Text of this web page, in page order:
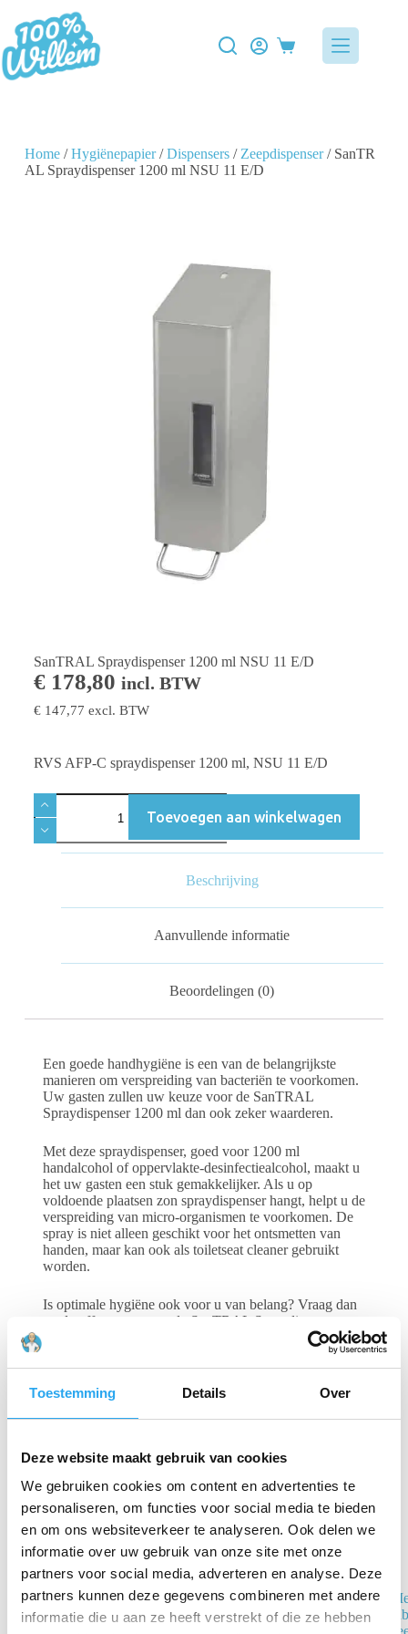
Toestemming Details Over
Deze website maakt gebruik van cookies
We gebruiken cookies om content en advertenties te
personaliseren, om functies voor social media te bieden
en om ons websiteverkeer te analyseren. Ook delen we
informatie over uw gebruik van onze site met onze
partners voor social media, adverteren en analyse. Deze
partners kunnen deze gegevens combineren met andere
informatie die u aan ze heeft verstrekt of die ze hebben
Home/Hygiënepapier/Dispensers/ Zeepdispenser/ SanTR
AL Spraydispenser 1200 ml NSU 11 E/D
SanTRAL Spraydispenser 1200 ml NSU 11 E/D
€178,80 incl. BTW
€147,77 excl. BTW
RVS AFP-C spraydispenser 1200 ml, NSU 11 E/D
Toevoegen aan winkelwagen
Beschrijving
Aanvullende informatie
Beoordelingen (0)
Een goede handhygiëne is een van de belangrijkste
manieren om verspreiding van bacteriën te voorkomen.
Uw gasten zullen uw keuze voor de SanTRAL
Spraydispenser 1200 ml dan ook zeker waarderen.
Met deze spraydispenser, goed voor 1200 ml
handalcohol of oppervlakte-desinfectiealcohol, maakt u
het uw gasten een stuk gemakkelijker. Als u op
voldoende plaatsen zon spraydispenser hangt, helpt u de
verspreiding van micro-organismen te voorkomen. De
spray is niet alleen geschikt voor het ontsmetten van
handen, maar kan ook als toiletseat cleaner gebruikt
worden.
Is optimale hygiëne ook voor u van belang? Vraag dan
nu de offerte aan voor de SanTRAL Spraydispenser
Gerelateerde producten
Spraydispenser
automatisch wit